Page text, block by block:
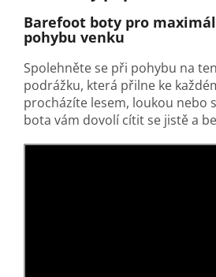
Barefoot boty pro
pohybu venku
Spolehněte se při pohybu na
podrážku, která přilne ke
procházíte lesem, loukou nebo
bota vám dovolí cítit se jistě a